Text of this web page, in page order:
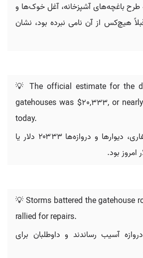
طرح باغچه‌های آشپزخانه، آغل خوک‌ها و
هیچ‌کس از آن نامی نبرده بود، نشان
💡 The official estimate for the
gatehouses was $20,333, or
today.
برآورد رسمی برای حفاری، دیوارها و دروازه‌ها ۲۰۳۳۳ دلار یا
💡 Storms battered the gatehouse
rallied for repairs.
آسیب رساندند و داوطلبان برای